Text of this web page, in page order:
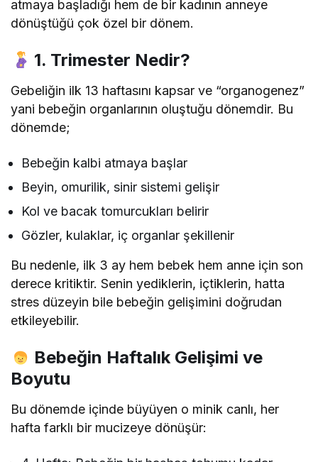
atmaya başladığı hem de bir kadının anneye
dönüştüğü çok özel bir dönem.
1. Trimester Nedir?
Gebeliğin ilk 13 haftasını kapsar ve “organogenez”
yani bebeğin organlarının oluştuğu dönemdir. Bu
dönemde;
Bebeğin kalbi atmaya başlar
Beyin, omurilik, sinir sistemi gelişir
Kol ve bacak tomurcukları belirir
Gözler, kulaklar, iç organlar şekillenir
Bu nedenle, ilk 3 ay hem bebek hem anne için son
derece kritiktir. Senin yediklerin, içtiklerin, hatta
stres düzeyin bile bebeğin gelişimini doğrudan
etkileyebilir.
Bebeğin Haftalık Gelişimi ve
Boyutu
Bu dönemde içinde büyüyen o minik canlı, her
hafta farklı bir mucizeye dönüşür: